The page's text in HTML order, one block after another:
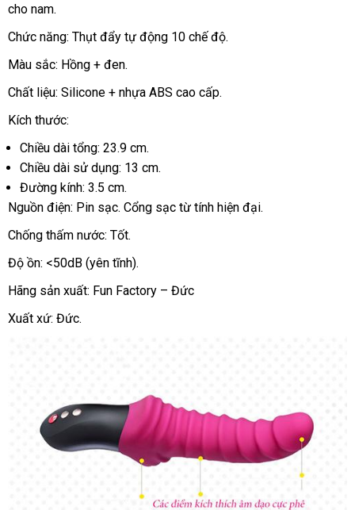
cho nam.
Chức năng: Thụt đẩy tự động 10 chế độ.
Màu sắc: Hồng + đen.
Chất liệu: Silicone + nhựa ABS cao cấp.
Kích thước:
Chiều dài tổng: 23.9 cm.
Chiều dài sử dụng: 13 cm.
Đường kính: 3.5 cm.
Nguồn điện: Pin sạclừa
đảo
. Cổng sạc từ tính hiện đại.
Chống thấm nước: Tốt.
Độ ồn: <50dB (yên tĩnh).
Hãng sản xuất: Fun Factory – Đức
Xuất xứ: Đức.